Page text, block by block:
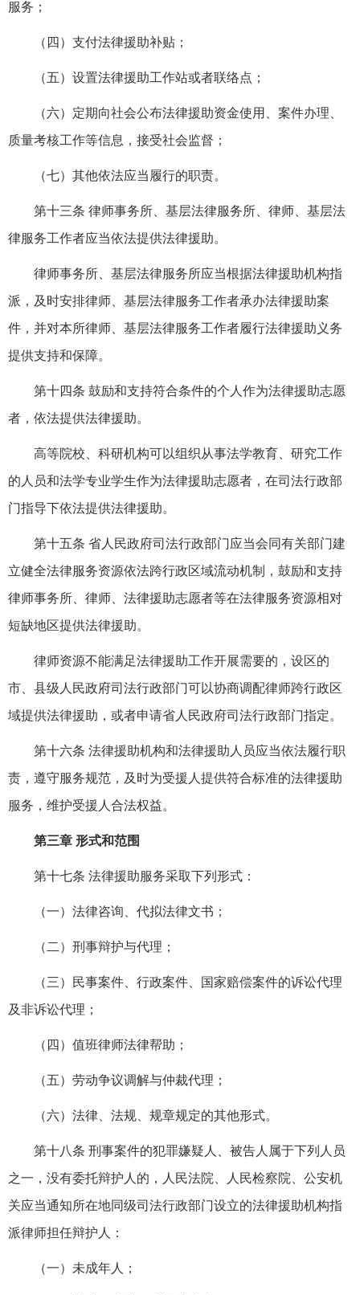
服务；
（四）支付法律援助补贴；
（五）设置法律援助工作站或者联络点；
（六）定期向社会公布法律援助资金使用、案件办理、
质量考核工作等信息，接受社会监督；
（七）其他依法应当履行的职责。
第十三条 律师事务所、基层法律服务所、律师、基层法
律服务工作者应当依法提供法律援助。
律师事务所、基层法律服务所应当根据法律援助机构指
派，及时安排律师、基层法律服务工作者承办法律援助案
件，并对本所律师、基层法律服务工作者履行法律援助义务
提供支持和保障。
第十四条 鼓励和支持符合条件的个人作为法律援助志愿
者，依法提供法律援助。
高等院校、科研机构可以组织从事法学教育、研究工作
的人员和法学专业学生作为法律援助志愿者，在司法行政部
门指导下依法提供法律援助。
第十五条 省人民政府司法行政部门应当会同有关部门建
立健全法律服务资源依法跨行政区域流动机制，鼓励和支持
律师事务所、律师、法律援助志愿者等在法律服务资源相对
短缺地区提供法律援助。
律师资源不能满足法律援助工作开展需要的，设区的
市、县级人民政府司法行政部门可以协商调配律师跨行政区
域提供法律援助，或者申请省人民政府司法行政部门指定。
第十六条 法律援助机构和法律援助人员应当依法履行职
责，遵守服务规范，及时为受援人提供符合标准的法律援助
服务，维护受援人合法权益。
第三章 形式和范围
第十七条 法律援助服务采取下列形式：
（一）法律咨询、代拟法律文书；
（二）刑事辩护与代理；
（三）民事案件、行政案件、国家赔偿案件的诉讼代理
及非诉讼代理；
（四）值班律师法律帮助；
（五）劳动争议调解与仲裁代理；
（六）法律、法规、规章规定的其他形式。
第十八条 刑事案件的犯罪嫌疑人、被告人属于下列人员
之一，没有委托辩护人的，人民法院、人民检察院、公安机
关应当通知所在地同级司法行政部门设立的法律援助机构指
派律师担任辩护人：
（一）未成年人；